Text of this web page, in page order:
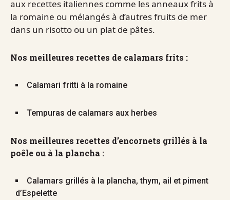
aux recettes italiennes comme les anneaux frits à
la romaine ou mélangés à d’autres fruits de mer
dans un risotto ou un plat de pâtes.
Nos meilleures recettes de calamars frits :
Calamari fritti à la romaine
Tempuras de calamars aux herbes
Nos meilleures recettes d’encornets grillés à la
poêle ou à la plancha :
Calamars grillés à la plancha, thym, ail et piment
d’Espelette